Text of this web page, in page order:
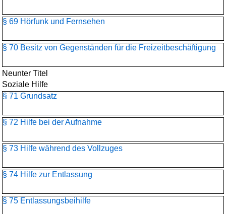
§ 69 Hörfunk und Fernsehen
§ 70 Besitz von Gegenständen für die Freizeitbeschäftigung
Neunter Titel
Soziale Hilfe
§ 71 Grundsatz
§ 72 Hilfe bei der Aufnahme
§ 73 Hilfe während des Vollzuges
§ 74 Hilfe zur Entlassung
§ 75 Entlassungsbeihilfe